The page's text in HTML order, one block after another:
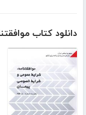
دانلود کتاب